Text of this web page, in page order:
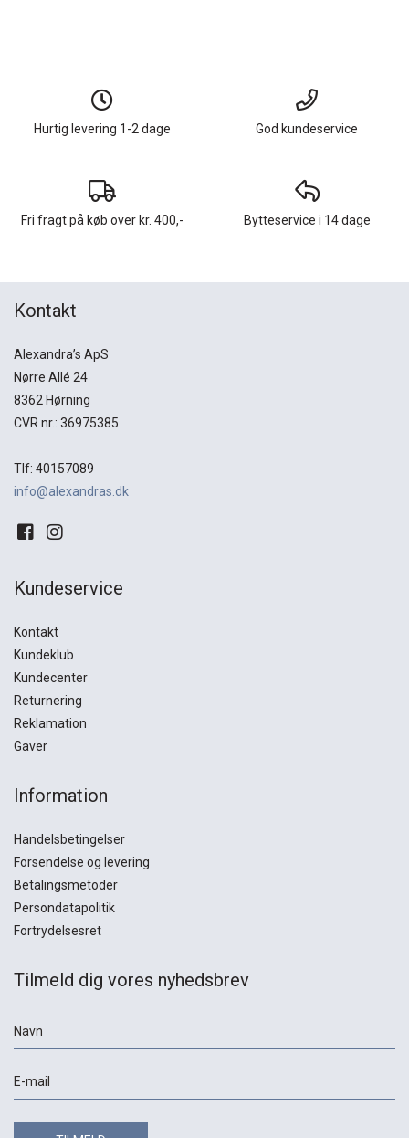
Hurtig levering 1-2 dage God kundeservice
Fri fragt på køb over kr. 400,- Bytteservice i 14 dage
Kontakt
Alexandra’s ApS
Nørre Allé 24
8362 Hørning
CVR nr.: 36975385
Tlf: 40157089
info@alexandras.dk
Kundeservice
Kontakt
Kundeklub
Kundecenter
Returnering
Reklamation
Gaver
Information
Handelsbetingelser
Forsendelse og levering
Betalingsmetoder
Persondatapolitik
Fortrydelsesret
Tilmeld dig vores nyhedsbrev